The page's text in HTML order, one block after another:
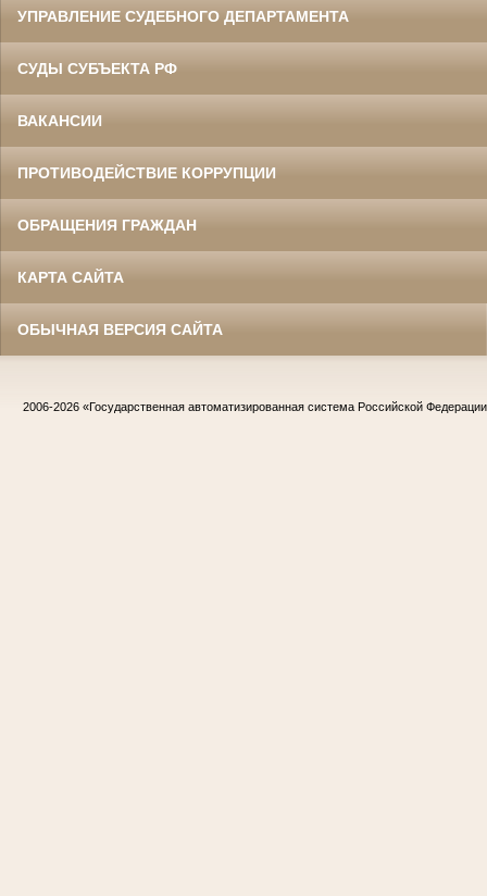
УПРАВЛЕНИЕ СУДЕБНОГО ДЕПАРТАМЕНТА
СУДЫ СУБЪЕКТА РФ
ВАКАНСИИ
ПРОТИВОДЕЙСТВИЕ КОРРУПЦИИ
ОБРАЩЕНИЯ ГРАЖДАН
КАРТА САЙТА
ОБЫЧНАЯ ВЕРСИЯ САЙТА
2006-2026 «Государственная автоматизированная система Российской